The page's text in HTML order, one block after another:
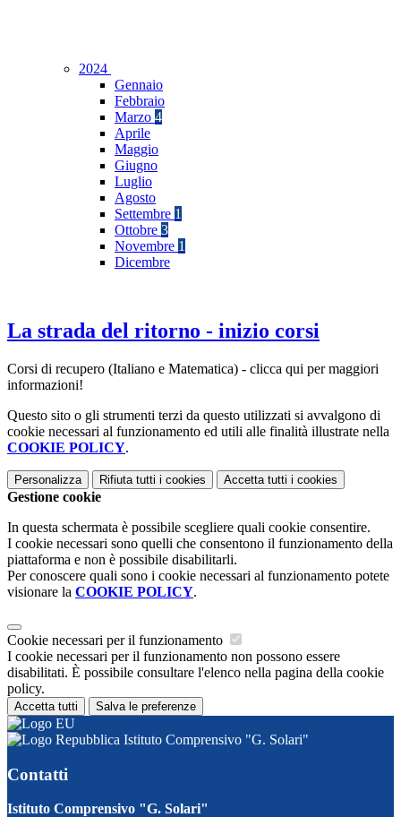
2024
Gennaio
Febbraio
Marzo 4
Aprile
Maggio
Giugno
Luglio
Agosto
Settembre 1
Ottobre 3
Novembre 1
Dicembre
La strada del ritorno - inizio corsi
Corsi di recupero (Italiano e Matematica) - clicca qui per maggiori
informazioni!
Questo sito o gli strumenti terzi da questo utilizzati si avvalgono di
cookie necessari al funzionamento ed utili alle finalità illustrate nella
COOKIE POLICY.
Personalizza Rifiuta tutti i cookies Accetta tutti i cookies
Gestione cookie
In questa schermata è possibile scegliere quali cookie consentire.
I cookie necessari sono quelli che consentono il funzionamento della
piattaforma e non è possibile disabilitarli.
Per conoscere quali sono i cookie necessari al funzionamento potete
visionare la COOKIE POLICY.
Cookie necessari per il funzionamento
I cookie necessari per il funzionamento non possono essere
disabilitati. È possibile consultare l'elenco nella pagina della cookie
policy.
Accetta tutti Salva le preferenze
Istituto Comprensivo "G. Solari"
Contatti
Istituto Comprensivo "G. Solari"